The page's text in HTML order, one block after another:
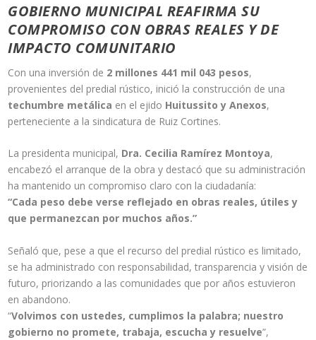
GOBIERNO MUNICIPAL REAFIRMA SU
COMPROMISO CON OBRAS REALES Y DE
IMPACTO COMUNITARIO
Con una inversión de 2 millones 441 mil 043 pesos,
provenientes del predial rústico, inició la construcción de una
techumbre metálica en el ejido Huitussito y Anexos,
perteneciente a la sindicatura de Ruiz Cortines.
La presidenta municipal, Dra. Cecilia Ramírez Montoya,
encabezó el arranque de la obra y destacó que su administración
ha mantenido un compromiso claro con la ciudadanía:
“Cada peso debe verse reflejado en obras reales, útiles y
que permanezcan por muchos años.”
Señaló que, pese a que el recurso del predial rústico es limitado,
se ha administrado con responsabilidad, transparencia y visión de
futuro, priorizando a las comunidades que por años estuvieron
en abandono.
“Volvimos con ustedes, cumplimos la palabra; nuestro
gobierno no promete, trabaja, escucha y resuelve”,